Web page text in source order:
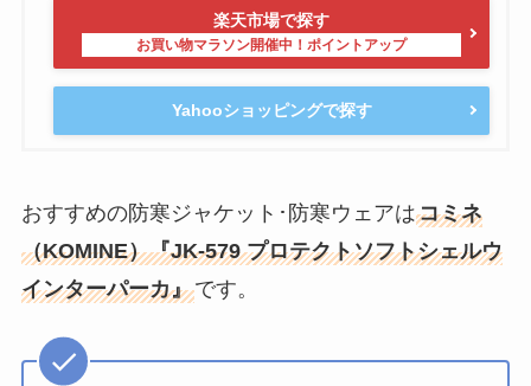
楽天市場で探す
Yahooショッピングで探す
おすすめの防寒ジャケット･防寒ウェアはコミネ
（KOMINE）『JK-579 プロテクトソフトシェルウ
インターパーカ』です。